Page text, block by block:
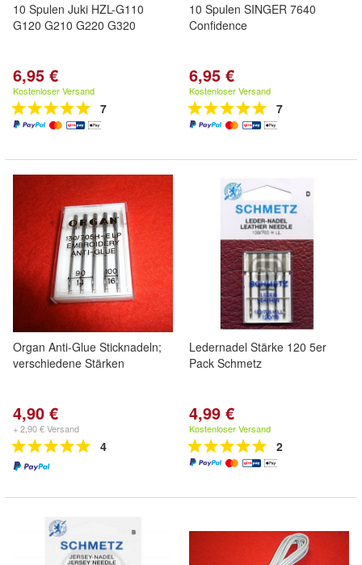
10 Spulen Juki HZL-G110
G120 G210 G220 G320
6,95 €
Kostenloser Versand
7
10 Spulen SINGER 7640
Confidence
6,95 €
Kostenloser Versand
7
Organ Anti-Glue Sticknadeln;
verschiedene Stärken
4,90 €
+ 2,90 € Versand
4
Ledernadel Stärke 120 5er
Pack Schmetz
4,99 €
Kostenloser Versand
2